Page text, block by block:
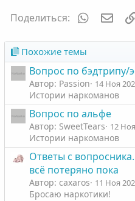
т
в
н
ы
й
о
л
о
с
Поделиться:
Похожие темы
Вопрос по бэдтрипу/
Автор: Passion 14 Ноя
Истории наркоманов
Вопрос по альфе
Автор: SweetTears 12
Истории наркоманов
Ответы с
всё потеряно пока
Автор: caxaros 11 Ноя
Бросаю наркотики!